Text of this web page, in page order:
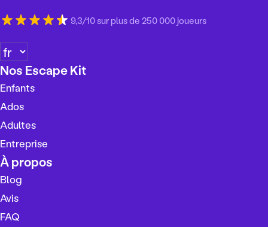
9,3/10 sur plus de 250 000 joueurs
C
h
o
i
s
r
u
n
l
a
n
Nos Escape Kit
Enfants
Ados
Adultes
Entreprise
À propos
Blog
Avis
FAQ